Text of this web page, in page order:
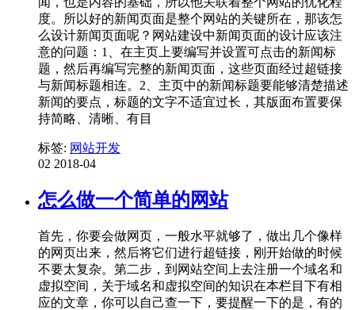
度。所以好的新闻页面是整个网站的关键所在，那该怎
么设计新闻页面呢？网站建设中新闻页面的设计应该注
意的问题：1、在主页上要编写并设置可点击的新闻标
题，然后再编写完整的新闻页面，这些页面经过超链接
与新闻标题相连。2、主页中的新闻标题要能够清楚描述
新闻的要点，标题的文字不适宜过长，其版面布置要保
持简略、清晰、有目
标签: 网站开发
02 2018-04
怎么做一个简单的网站
首先，你要会做网页，一般水平就够了，做出几个像样
的网页出来，然后将它们进行超链接，刚开始做的时候
不要太复杂。第二步，到网站空间上去注册一个域名和
虚拟空间，关于域名和虚拟空间的知识在本栏目下有相
应的文章，你可以自己查一下，要提醒一下的是，有的